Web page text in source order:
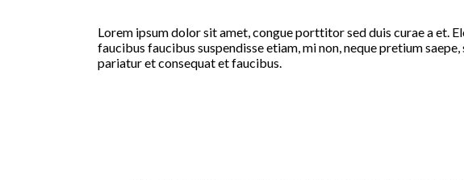
Lorem ipsum dolor sit amet, congue porttitor sed duis curae a et.
faucibus faucibus suspendisse etiam, mi non, neque pretium
pariatur et consequat et faucibus.